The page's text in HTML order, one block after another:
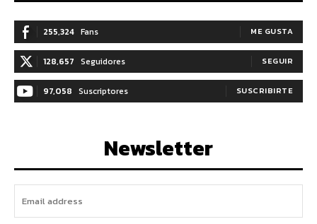
255,324 Fans ME GUSTA
128,657 Seguidores SEGUIR
97,058 Suscriptores SUSCRIBIRTE
Newsletter